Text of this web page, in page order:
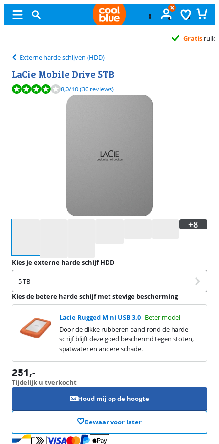
Externe harde schijven (HDD)
LaCie Mobile Drive 5TB
Beoordeling is 8,0 van de 10, gebaseerd op 30 reviews.
8,0/10(30 reviews)
Kies je externe harde schijf HDD
5 TB
Kies de betere harde schijf met stevige bescherming
Lacie Rugged Mini USB 3.0 Beter model
Door de dikke rubberen band rond de harde
schijf blijft deze goed beschermd tegen stoten,
spatwater en andere schade.
251,-
Tijdelijk uitverkocht
Houd mij op de hoogte
Bewaar voor later